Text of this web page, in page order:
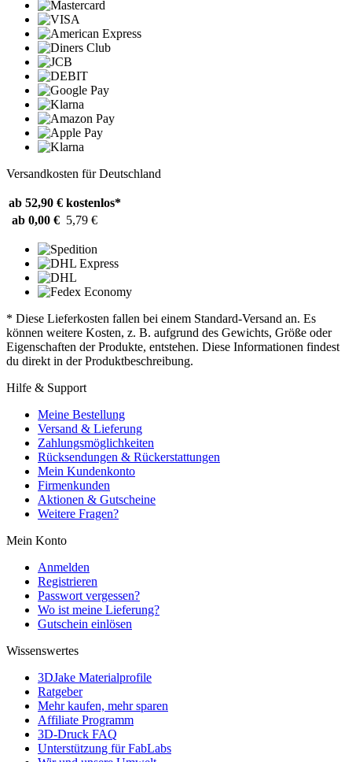
Versandkosten für Deutschland
ab 52,90 € kostenlos*
ab 0,00 € 5,79 €
* Diese Lieferkosten fallen bei einem Standard-Versand an. Es
können weitere Kosten, z. B. aufgrund des Gewichts, Größe oder
Eigenschaften der Produkte, entstehen. Diese Informationen findest
du direkt in der Produktbeschreibung.
Hilfe & Support
Meine Bestellung
Versand & Lieferung
Zahlungsmöglichkeiten
Rücksendungen & Rückerstattungen
Mein Kundenkonto
Firmenkunden
Aktionen & Gutscheine
Weitere Fragen?
Mein Konto
Anmelden
Registrieren
Passwort vergessen?
Wo ist meine Lieferung?
Gutschein einlösen
Wissenswertes
3DJake Materialprofile
Ratgeber
Mehr kaufen, mehr sparen
Affiliate Programm
3D-Druck FAQ
Unterstützung für FabLabs